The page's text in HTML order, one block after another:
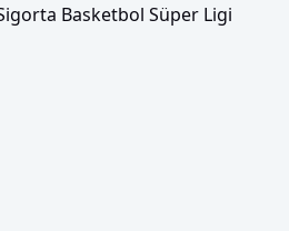
Basketbol Süper Ligi